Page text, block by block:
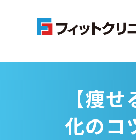
【痩
化のコ